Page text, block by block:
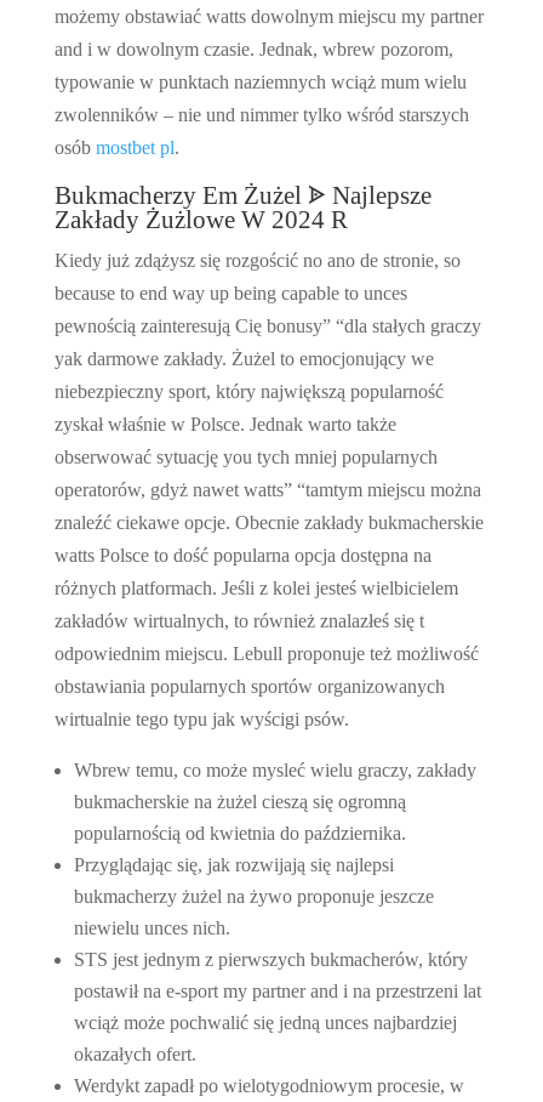
możemy obstawiać watts dowolnym miejscu my partner
and i w dowolnym czasie. Jednak, wbrew pozorom,
typowanie w punktach naziemnych wciąż mum wielu
zwolenników – nie und nimmer tylko wśród starszych
osób mostbet pl.
Bukmacherzy Em Żużel ᗎ Najlepsze
Zakłady Żużlowe W 2024 R
Kiedy już zdążysz się rozgościć no ano de stronie, so
because to end way up being capable to unces
pewnością zainteresują Cię bonusy” “dla stałych graczy
yak darmowe zakłady. Żużel to emocjonujący we
niebezpieczny sport, który największą popularność
zyskał właśnie w Polsce. Jednak warto także
obserwować sytuację you tych mniej popularnych
operatorów, gdyż nawet watts” “tamtym miejscu można
znaleźć ciekawe opcje. Obecnie zakłady bukmacherskie
watts Polsce to dość popularna opcja dostępna na
różnych platformach. Jeśli z kolei jesteś wielbicielem
zakładów wirtualnych, to również znalazłeś się t
odpowiednim miejscu. Lebull proponuje też możliwość
obstawiania popularnych sportów organizowanych
wirtualnie tego typu jak wyścigi psów.
Wbrew temu, co może mysleć wielu graczy, zakłady
bukmacherskie na żużel cieszą się ogromną
popularnością od kwietnia do października.
Przyglądając się, jak rozwijają się najlepsi
bukmacherzy żużel na żywo proponuje jeszcze
niewielu unces nich.
STS jest jednym z pierwszych bukmacherów, który
postawił na e-sport my partner and i na przestrzeni lat
wciąż może pochwalić się jedną unces najbardziej
okazałych ofert.
Werdykt zapadł po wielotygodniowym procesie, w